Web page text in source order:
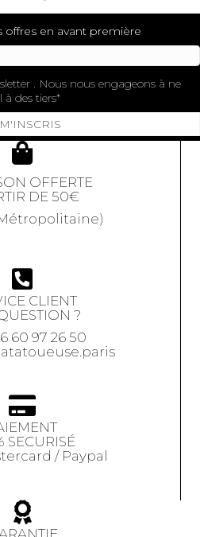
offres en avant première
. Nous nous engageons à ne
des tiers
OFFERTE
DE 50€
CLIENT
?
60 97 26 50
SECURISÉ
/ Paypal